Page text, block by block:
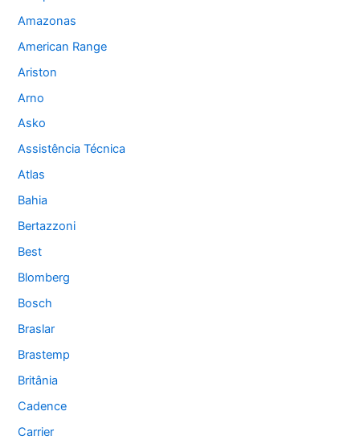
Amazonas
American Range
Ariston
Arno
Asko
Assistência Técnica
Atlas
Bahia
Bertazzoni
Best
Blomberg
Bosch
Braslar
Brastemp
Britânia
Cadence
Carrier